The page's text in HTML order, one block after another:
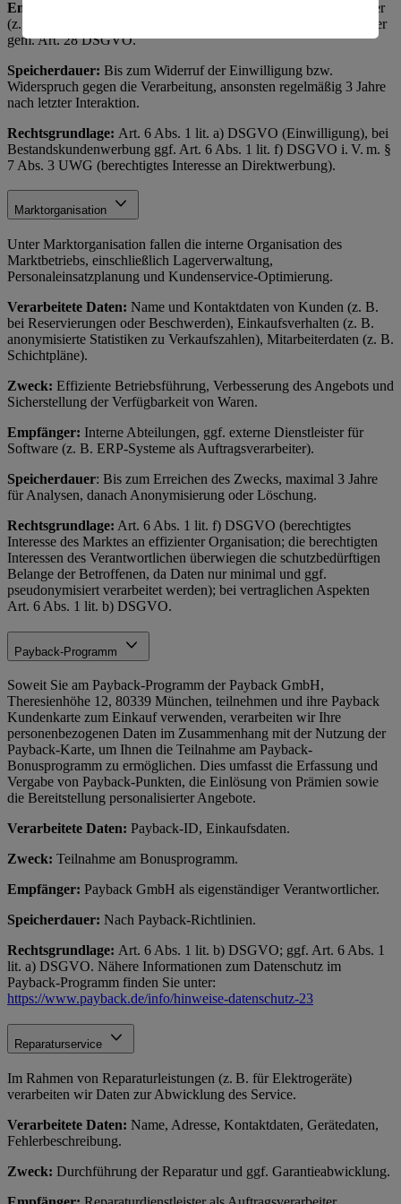
Empfänger:
Interne Marketingabteilung, ggf. externe Dienstleister
(z. B. Versanddienstleister, Werbeagenturen) als Auftragsverarbeiter
gem. Art. 28 DSGVO.
Speicherdauer: Bis zum Widerruf der Einwilligung bzw.
Widerspruch gegen die Verarbeitung, ansonsten regelmäßig 3 Jahre
nach letzter Interaktion.
Rechtsgrundlage: Art. 6 Abs. 1 lit. a) DSGVO (Einwilligung), bei
Bestandskundenwerbung ggf. Art. 6 Abs. 1 lit. f) DSGVO i. V. m. §
7 Abs. 3 UWG (berechtigtes Interesse an Direktwerbung).
Marktorganisation
Unter Marktorganisation fallen die interne Organisation des
Marktbetriebs, einschließlich Lagerverwaltung,
Personaleinsatzplanung und Kundenservice-Optimierung.
Verarbeitete Daten: Name und Kontaktdaten von Kunden (z. B.
bei Reservierungen oder Beschwerden), Einkaufsverhalten (z. B.
anonymisierte Statistiken zu Verkaufszahlen), Mitarbeiterdaten (z. B.
Schichtpläne).
Zweck: Effiziente Betriebsführung, Verbesserung des Angebots und
Sicherstellung der Verfügbarkeit von Waren.
Empfänger: Interne Abteilungen, ggf. externe Dienstleister für
Software (z. B. ERP-Systeme als Auftragsverarbeiter).
Speicherdauer: Bis zum Erreichen des Zwecks, maximal 3 Jahre
für Analysen, danach Anonymisierung oder Löschung.
Rechtsgrundlage: Art. 6 Abs. 1 lit. f) DSGVO (berechtigtes
Interesse des Marktes an effizienter Organisation; die berechtigten
Interessen des Verantwortlichen überwiegen die schutzbedürftigen
Belange der Betroffenen, da Daten nur minimal und ggf.
pseudonymisiert verarbeitet werden); bei vertraglichen Aspekten
Art. 6 Abs. 1 lit. b) DSGVO.
Payback-Programm
Soweit Sie am Payback-Programm der Payback GmbH,
Theresienhöhe 12, 80339 München, teilnehmen und ihre Payback
Kundenkarte zum Einkauf verwenden, verarbeiten wir Ihre
personenbezogenen Daten im Zusammenhang mit der Nutzung der
Payback-Karte, um Ihnen die Teilnahme am Payback-
Bonusprogramm zu ermöglichen. Dies umfasst die Erfassung und
Vergabe von Payback-Punkten, die Einlösung von Prämien sowie
die Bereitstellung personalisierter Angebote.
Verarbeitete Daten: Payback-ID, Einkaufsdaten.
Zweck: Teilnahme am Bonusprogramm.
Empfänger: Payback GmbH als eigenständiger Verantwortlicher.
Speicherdauer: Nach Payback-Richtlinien.
Rechtsgrundlage: Art. 6 Abs. 1 lit. b) DSGVO; ggf. Art. 6 Abs. 1
lit. a) DSGVO. Nähere Informationen zum Datenschutz im
Payback-Programm finden Sie unter:
https://www.payback.de/info/hinweise-datenschutz-23
Reparaturservice
Im Rahmen von Reparaturleistungen (z. B. für Elektrogeräte)
verarbeiten wir Daten zur Abwicklung des Service.
Verarbeitete Daten: Name, Adresse, Kontaktdaten, Gerätedaten,
Fehlerbeschreibung.
Zweck: Durchführung der Reparatur und ggf. Garantieabwicklung.
Informationen zum Herausgeber der Seite findest du